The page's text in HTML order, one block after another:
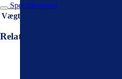
Specifikationer
Vægt
Relaterede varer